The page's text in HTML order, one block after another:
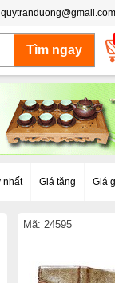
quytranduong@gmail.com
nhất Giá tăng Giá
Mã: 24595